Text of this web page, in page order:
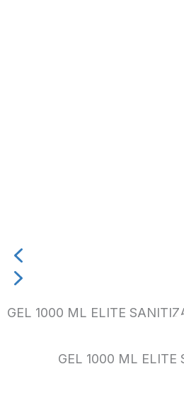
GEL 1000 ML ELITE
GEL 1000 ML ELITE